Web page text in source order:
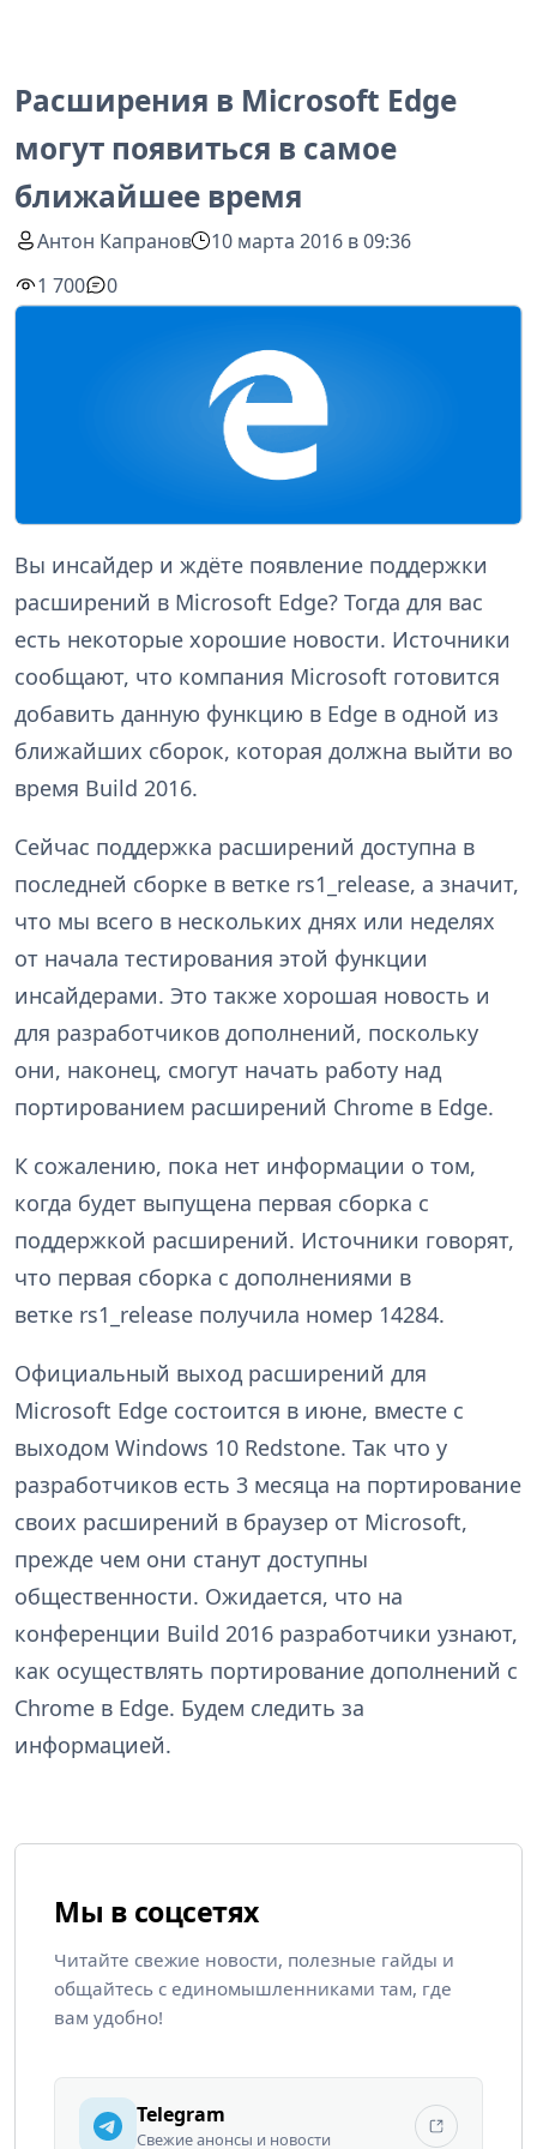
Расширения в Microsoft Edge
могут появиться в самое
ближайшее время
Антон Капранов
10 марта 2016 в 09:36
1 700
0
Вы инсайдер и ждёте появление поддержки
расширений в Microsoft Edge? Тогда для вас
есть некоторые хорошие новости. Источники
сообщают, что компания Microsoft готовится
добавить данную функцию в Edge в одной из
ближайших сборок, которая должна выйти во
время Build 2016.
Сейчас поддержка расширений доступна в
последней сборке в ветке rs1_release, а значит,
что мы всего в нескольких днях или неделях
от начала тестирования этой функции
инсайдерами. Это также хорошая новость и
для разработчиков дополнений, поскольку
они, наконец, смогут начать работу над
портированием расширений Chrome в Edge.
К сожалению, пока нет информации о том,
когда будет выпущена первая сборка с
поддержкой расширений. Источники говорят,
что первая сборка с дополнениями в
ветке rs1_release получила номер 14284.
Официальный выход расширений для
Microsoft Edge состоится в июне, вместе с
выходом Windows 10 Redstone. Так что у
разработчиков есть 3 месяца на портирование
своих расширений в браузер от Microsoft,
прежде чем они станут доступны
общественности. Ожидается, что на
конференции Build 2016 разработчики узнают,
как осуществлять портирование дополнений с
Chrome в Edge. Будем следить за
информацией.
Мы в соцсетях
Читайте свежие новости, полезные гайды и
общайтесь с единомышленниками там, где
вам удобно!
Telegram
Свежие анонсы и новости